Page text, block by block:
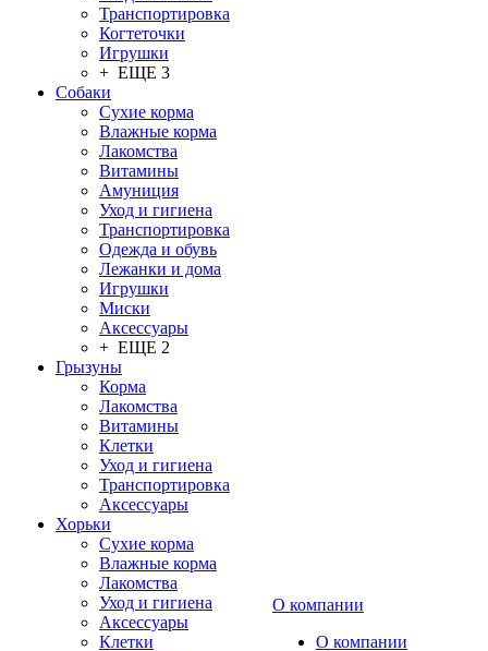
Транспортировка
Когтеточки
Игрушки
+ ЕЩЕ 3
Собаки
Сухие корма
Влажные корма
Лакомства
Витамины
Амуниция
Уход и гигиена
Транспортировка
Одежда и обувь
Лежанки и дома
Игрушки
Миски
Аксессуары
+ ЕЩЕ 2
Грызуны
Корма
Лакомства
Витамины
Клетки
Уход и гигиена
Транспортировка
Аксессуары
Хорьки
Сухие корма
Влажные корма
Лакомства
Уход и гигиена
Аксессуары
Клетки
О компании
О компании